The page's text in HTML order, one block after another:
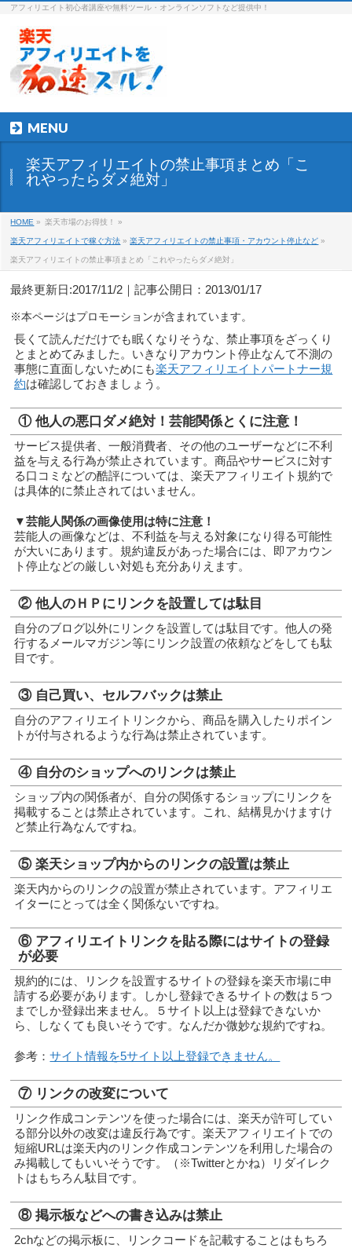
アフィリエイト初心者講座や無料ツール・オンラインソフトなど提供中！
MENU
楽天アフィリエイトの禁止事項まとめ「こ
れやったらダメ絶対」
HOME » 楽天市場のお得技！ »
楽天アフィリエイトで稼ぐ方法 »楽天アフィリエイトの禁止事項・アカウント停止など »
楽天アフィリエイトの禁止事項まとめ「これやったらダメ絶対」
最終更新日:2017/11/2｜記事公開日：2013/01/17
長くて読んだだけでも眠くなりそうな、禁止事項をざっくり
とまとめてみました。いきなりアカウント停止なんて不測の
事態に直面しないためにも楽天アフィリエイトパートナー規
約は確認しておきましょう。
① 他人の悪口ダメ絶対！芸能関係とくに注意！
サービス提供者、一般消費者、その他のユーザーなどに不利
益を与える行為が禁止されています。商品やサービスに対す
る口コミなどの酷評については、楽天アフィリエイト規約で
は具体的に禁止されてはいません。
▼芸能人関係の画像使用は特に注意！
芸能人の画像などは、不利益を与える対象になり得る可能性
が大いにあります。規約違反があった場合には、即アカウン
ト停止などの厳しい対処も充分ありえます。
② 他人のＨＰにリンクを設置しては駄目
自分のブログ以外にリンクを設置しては駄目です。他人の発
行するメールマガジン等にリンク設置の依頼などをしても駄
目です。
③ 自己買い、セルフバックは禁止
自分のアフィリエイトリンクから、商品を購入したりポイン
トが付与されるような行為は禁止されています。
④ 自分のショップへのリンクは禁止
ショップ内の関係者が、自分の関係するショップにリンクを
掲載することは禁止されています。これ、結構見かけますけ
ど禁止行為なんですね。
⑤ 楽天ショップ内からのリンクの設置は禁止
楽天内からのリンクの設置が禁止されています。アフィリエ
イターにとっては全く関係ないですね。
⑥ アフィリエイトリンクを貼る際にはサイトの登録
が必要
規約的には、リンクを設置するサイトの登録を楽天市場に申
請する必要があります。しかし登録できるサイトの数は５つ
までしか登録出来ません。５サイト以上は登録できないか
ら、しなくても良いそうです。なんだか微妙な規約ですね。
参考：サイト情報を5サイト以上登録できません。
⑦ リンクの改変について
リンク作成コンテンツを使った場合には、楽天が許可してい
る部分以外の改変は違反行為です。楽天アフィリエイトでの
短縮URLは楽天内のリンク作成コンテンツを利用した場合の
み掲載してもいいそうです。（※Twitterとかね）リダイレク
トはもちろん駄目です。
⑧ 掲示板などへの書き込みは禁止
2chなどの掲示板に、リンクコードを記載することはもちろ